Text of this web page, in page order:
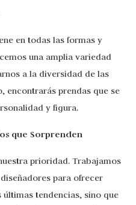
en todas las formas y
una amplia variedad
a la diversidad de las
encontrarás prendas que se
y figura.
que Sorprenden
prioridad. Trabajamos
para ofrecer
tendencias, sino que